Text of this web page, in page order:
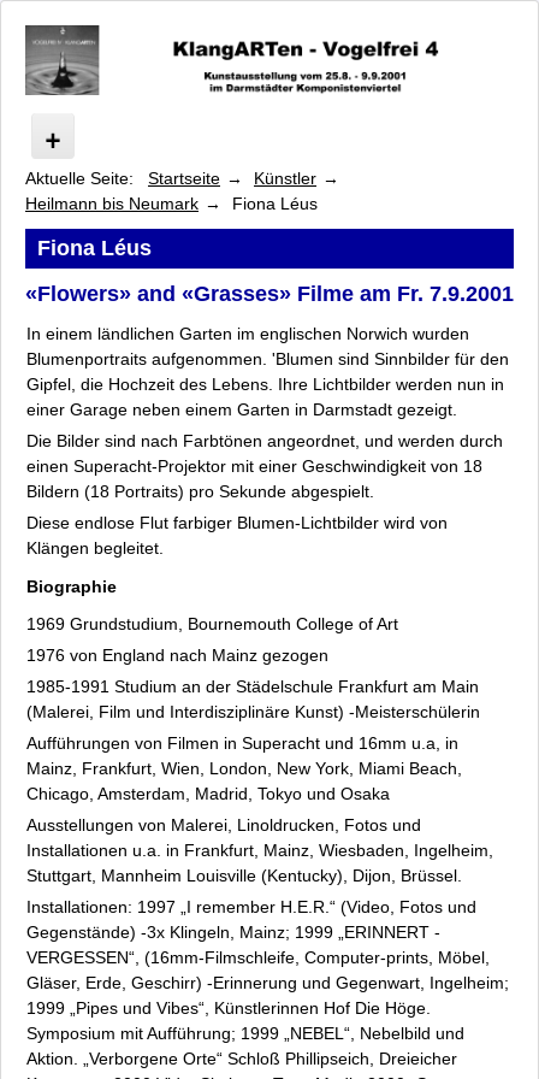
Vogelfrei
Programm
Künstler
Arsem bis Franke-Schafarczyk
Heilmann bis Neumark
Jörn Heilmann
Barbara Heller
Luise Heuter
Eva Laila Hilsen
Nikolaus Heyduck
Hanne Junghans
Marianne Knebel
Martin Kürschner
Freia Leonhard
Fiona Léus
Manuela Liszewski
Arkad Mandrisch
Devora Neumark
Oellers bis Zeidler
Fakten
Archiv
Datenschutz
Impressum
Aktuelle Seite: Startseite
Künstler
Heilmann bis Neumark
Fiona Léus
Fiona Léus
«Flowers» and «Grasses» Filme am Fr. 7.9.2001
In einem ländlichen Garten im englischen Norwich wurden
Blumenportraits aufgenommen. 'Blumen sind Sinnbilder für den
Gipfel, die Hochzeit des Lebens. Ihre Lichtbilder werden nun in
einer Garage neben einem Garten in Darmstadt gezeigt.
Die Bilder sind nach Farbtönen angeordnet, und werden durch
einen Superacht-Projektor mit einer Geschwindigkeit von 18
Bildern (18 Portraits) pro Sekunde abgespielt.
Diese endlose Flut farbiger Blumen-Lichtbilder wird von
Klängen begleitet.
Biographie
1969 Grundstudium, Bournemouth College of Art
1976 von England nach Mainz gezogen
1985-1991 Studium an der Städelschule Frankfurt am Main
(Malerei, Film und Interdisziplinäre Kunst) -Meisterschülerin
Aufführungen von Filmen in Superacht und 16mm u.a, in
Mainz, Frankfurt, Wien, London, New York, Miami Beach,
Chicago, Amsterdam, Madrid, Tokyo und Osaka
Ausstellungen von Malerei, Linoldrucken, Fotos und
Installationen u.a. in Frankfurt, Mainz, Wiesbaden, Ingelheim,
Stuttgart, Mannheim Louisville (Kentucky), Dijon, Brüssel.
Installationen: 1997 „I remember H.E.R.“ (Video, Fotos und
Gegenstände) -3x Klingeln, Mainz; 1999 „ERINNERT -
VERGESSEN“, (16mm-Filmschleife, Computer-prints, Möbel,
Gläser, Erde, Geschirr) -Erinnerung und Gegenwart, Ingelheim;
1999 „Pipes und Vibes“, Künstlerinnen Hof Die Höge.
Symposium mit Aufführung; 1999 „NEBEL“, Nebelbild und
Aktion. „Verborgene Orte“ Schloß Phillipseich, Dreieicher